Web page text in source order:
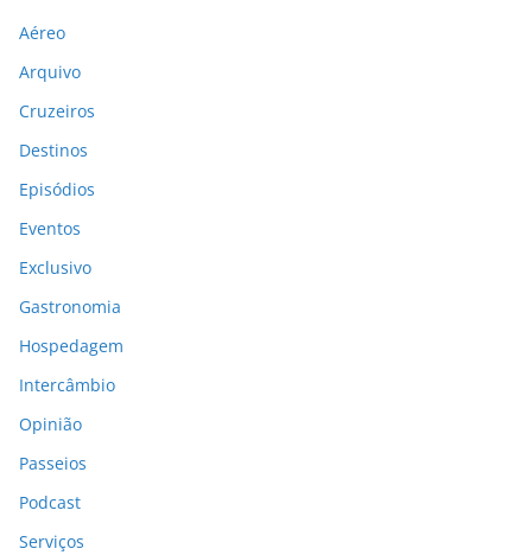
Aéreo
Arquivo
Cruzeiros
Destinos
Episódios
Eventos
Exclusivo
Gastronomia
Hospedagem
Intercâmbio
Opinião
Passeios
Podcast
Serviços